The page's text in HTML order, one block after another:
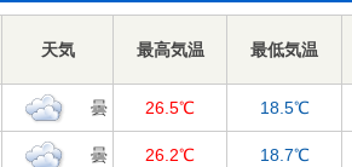
天気 最高気温 最低気温
曇 26.5℃ 18.5℃
曇 26.2℃ 18.7℃